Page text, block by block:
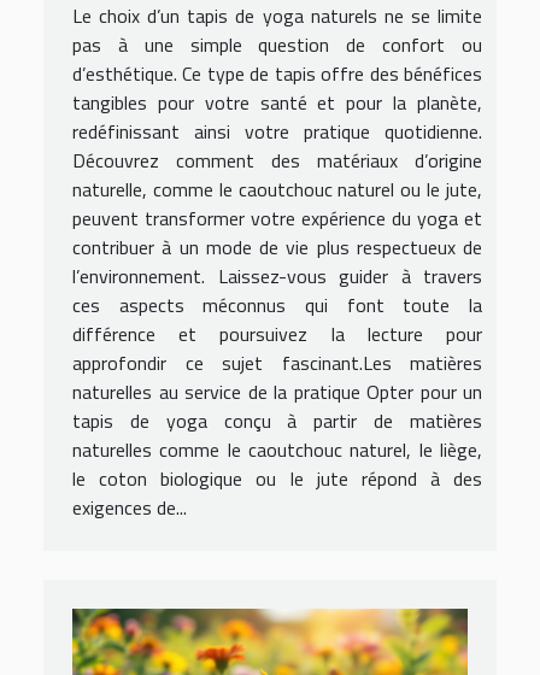
Le choix d’un tapis de yoga naturels ne se limite
pas à une simple question de confort ou
d’esthétique. Ce type de tapis offre des bénéfices
tangibles pour votre santé et pour la planète,
redéfinissant ainsi votre pratique quotidienne.
Découvrez comment des matériaux d’origine
naturelle, comme le caoutchouc naturel ou le jute,
peuvent transformer votre expérience du yoga et
contribuer à un mode de vie plus respectueux de
l’environnement. Laissez-vous guider à travers
ces aspects méconnus qui font toute la
différence et poursuivez la lecture pour
approfondir ce sujet fascinant.Les matières
naturelles au service de la pratique Opter pour un
tapis de yoga conçu à partir de matières
naturelles comme le caoutchouc naturel, le liège,
le coton biologique ou le jute répond à des
exigences de...